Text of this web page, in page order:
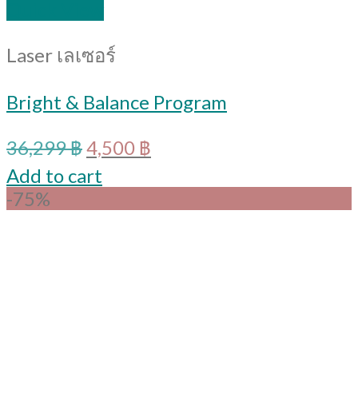
Laser เลเซอร์
Bright & Balance Program
36,299฿ Original
price
was:
36,299 ฿.
4,500 ฿
is:
4,500 ฿.
Add to cart
-75%